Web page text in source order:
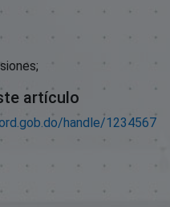
artículo
handle/1234567